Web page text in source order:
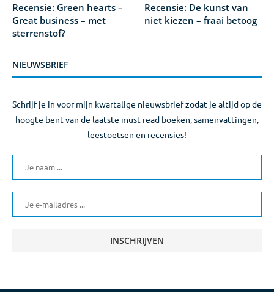
Recensie: Green hearts –
Great business – met
sterrenstof?
Recensie: De kunst van
niet kiezen – fraai betoog
NIEUWSBRIEF
Schrijf je in voor mijn kwartalige nieuwsbrief zodat je altijd op de
hoogte bent van de laatste must read boeken, samenvattingen,
leestoetsen en recensies!